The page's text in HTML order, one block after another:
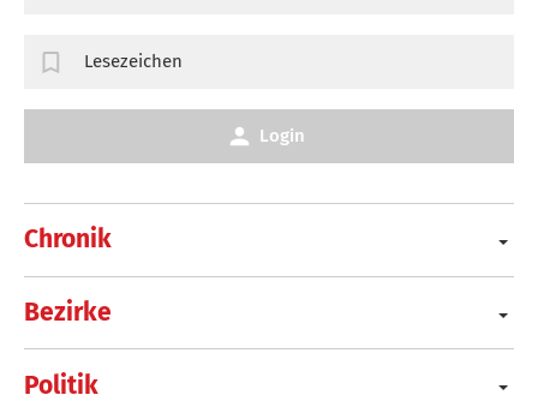
Chronik
Bezirke
Politik
Lesezeichen
Login